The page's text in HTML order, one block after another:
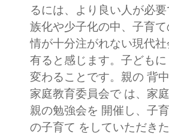
るには、より良い人が必
族化や少子化の中、子育
情が十分注がれない現代
有ると感じます。子ども
変わることです。親の 背
家庭教育委員会で は、家
親の勉強会を 開催し、子
の子育て をしていただき